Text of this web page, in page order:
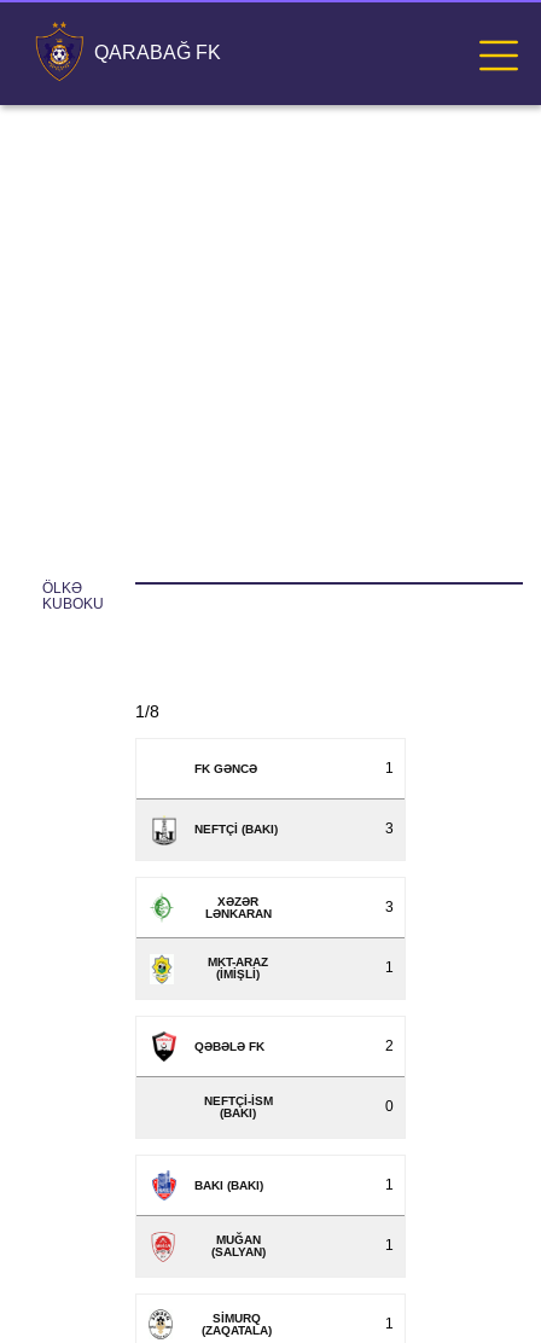
QARABAĞ FK
ÖLKƏ
KUBOKU
1/8
FK GƏNCƏ 1
NEFTÇI (BAKI) 3
XƏZƏR
LƏNKARAN
3
MKT-ARAZ
(İMIŞLI)
1
QƏBƏLƏ FK 2
NEFTÇI-İSM
(BAKI)
0
BAKI (BAKI) 1
MUĞAN
(SALYAN)
1
SIMURQ
(ZAQATALA)
1